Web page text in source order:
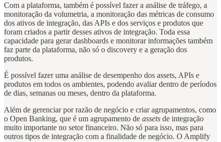
Com a plataforma, também é possível fazer a análise de tráfego, a
monitoração da volumetria, a monitoração das métricas de consumo
dos ativos de integração, das APIs e dos serviços e produtos que
foram criados a partir desses ativos de integração. Toda essa
capacidade para gerar dashboards e monitorar informações também
faz parte da plataforma, não só o discovery e a geração dos
produtos.
É possível fazer uma análise de desempenho dos assets, APIs e
produtos em todos os ambientes, podendo avaliar dentro de períodos
de dias, semanas ou meses, dentro da plataforma.
Além de gerenciar por razão de negócio e criar agrupamentos, como
o Open Banking, que é um agrupamento de assets de integração
muito importante no setor financeiro. Não só para isso, mas para
outros tipos de integração com a finalidade de negócio. O Amplify